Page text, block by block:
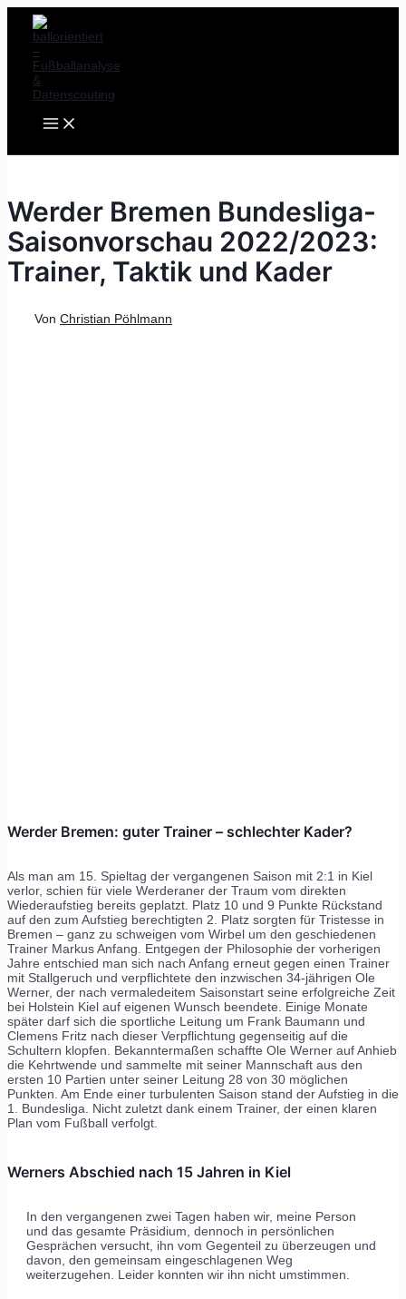
Zum
Inhalt
springen
MENU
Werder Bremen Bundesliga-
Saisonvorschau 2022/2023:
Trainer, Taktik und Kader
Von Christian Pöhlmann
Werder Bremen: guter Trainer – schlechter Kader?
Als man am 15. Spieltag der vergangenen Saison mit 2:1 in Kiel
verlor, schien für viele Werderaner der Traum vom direkten
Wiederaufstieg bereits geplatzt. Platz 10 und 9 Punkte Rückstand
auf den zum Aufstieg berechtigten 2. Platz sorgten für Tristesse in
Bremen – ganz zu schweigen vom Wirbel um den geschiedenen
Trainer Markus Anfang. Entgegen der Philosophie der vorherigen
Jahre entschied man sich nach Anfang erneut gegen einen Trainer
mit Stallgeruch und verpflichtete den inzwischen 34-jährigen Ole
Werner, der nach vermaledeitem Saisonstart seine erfolgreiche Zeit
bei Holstein Kiel auf eigenen Wunsch beendete. Einige Monate
später darf sich die sportliche Leitung um Frank Baumann und
Clemens Fritz nach dieser Verpflichtung gegenseitig auf die
Schultern klopfen. Bekanntermaßen schaffte Ole Werner auf Anhieb
die Kehrtwende und sammelte mit seiner Mannschaft aus den
ersten 10 Partien unter seiner Leitung 28 von 30 möglichen
Punkten. Am Ende einer turbulenten Saison stand der Aufstieg in die
1. Bundesliga. Nicht zuletzt dank einem Trainer, der einen klaren
Plan vom Fußball verfolgt.
Werners Abschied nach 15 Jahren in Kiel
In den vergangenen zwei Tagen haben wir, meine Person
und das gesamte Präsidium, dennoch in persönlichen
Gesprächen versucht, ihn vom Gegenteil zu überzeugen und
davon, den gemeinsam eingeschlagenen Weg
weiterzugehen. Leider konnten wir ihn nicht umstimmen.
Post
navigation